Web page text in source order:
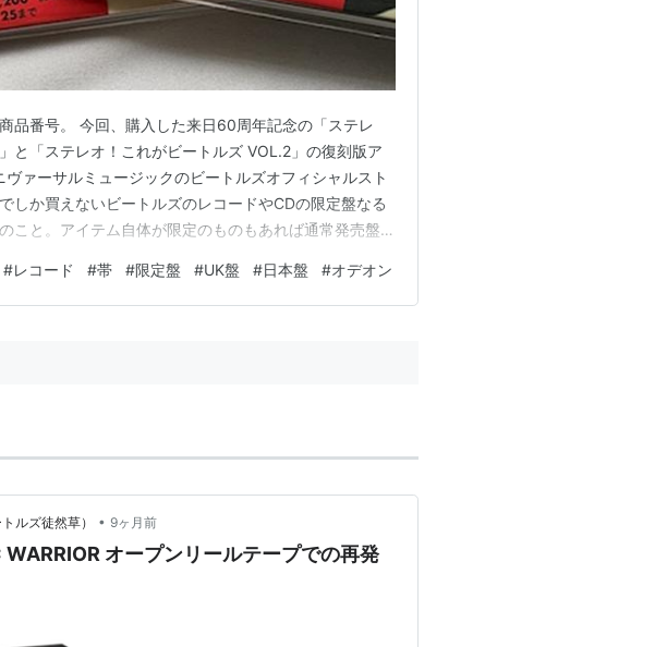
品番号。 今回、購入した来日60周年記念の「ステレ
と「ステレオ！これがビートルズ VOL.2」の復刻版ア
ァーサルミュージックのビートルズオフィシャルスト
しか買えないビートルズのレコードやCDの限定盤なる
こと。アイテム自体が限定のものもあれば通常発売盤に
ラー盤アナログシングル、ストア特典アイテムにナンバ
い…
#レコード #帯 #限定盤 #UK盤 #日本盤 #オデオン
ルズ徒然草） • 9ヶ月前
オープンリールテープでの再発